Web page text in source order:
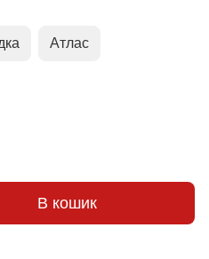
Атлас
В кошик